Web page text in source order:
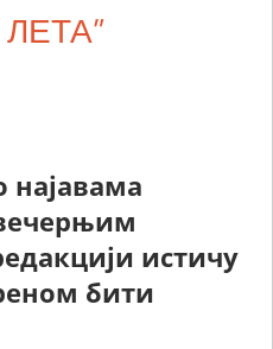
најавама
истичу
бити